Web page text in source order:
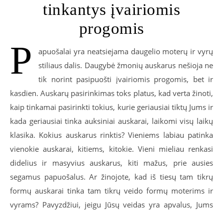
tinkantys įvairiomis
progomis
P
apuošalai yra neatsiejama daugelio moterų ir vyrų
stiliaus dalis. Daugybė žmonių auskarus nešioja ne
tik norint pasipuošti įvairiomis progomis, bet ir
kasdien. Auskarų pasirinkimas toks platus, kad verta žinoti,
kaip tinkamai pasirinkti tokius, kurie geriausiai tiktų Jums ir
kada geriausiai tinka auksiniai auskarai, laikomi visų laikų
klasika. Kokius auskarus rinktis? Vieniems labiau patinka
vienokie auskarai, kitiems, kitokie. Vieni mieliau renkasi
didelius ir masyvius auskarus, kiti mažus, prie ausies
segamus papuošalus. Ar žinojote, kad iš tiesų tam tikrų
formų auskarai tinka tam tikrų veido formų moterims ir
vyrams? Pavyzdžiui, jeigu Jūsų veidas yra apvalus, Jums